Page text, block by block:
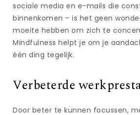
sociale media en e-mails die
binnenkomen – is het geen
moeite hebben om zich te
Mindfulness helpt je om je
één ding tegelijk.
Verbeterde
Door beter te kunnen focussen,